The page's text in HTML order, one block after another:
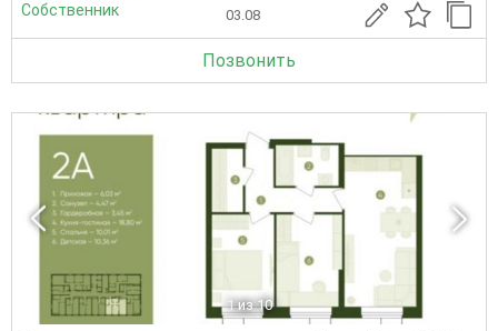
Собственник 03.08
Позвонить
1 из 10